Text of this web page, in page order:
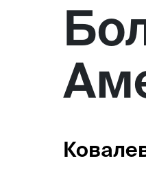
Календарь